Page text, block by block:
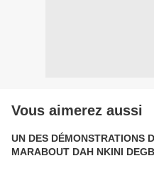
Vous aimerez aussi
UN DES DÉMONSTRATIONS
MARABOUT DAH NKINI